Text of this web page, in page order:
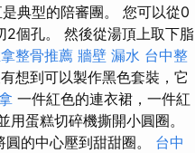
典型的陪審團。 您可以從0
2個孔。 然後從湯頂上取下脂
整骨推薦 牆壁 漏水 台中整
想到可以製作黑色套裝，它
一件紅色的連衣裙，一件紅
蛋糕切碎機撕開小圓圈。
的中心壓到甜甜圈。 台中